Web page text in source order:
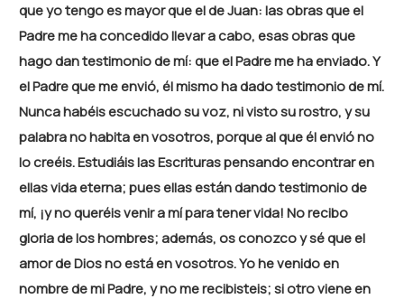
que yo tengo es mayor que el de Juan: las obras que el
Padre me ha concedido llevar a cabo, esas obras que
hago dan testimonio de mí: que el Padre me ha enviado. Y
el Padre que me envió, él mismo ha dado testimonio de mí.
Nunca habéis escuchado su voz, ni visto su rostro, y su
palabra no habita en vosotros, porque al que él envió no
lo creéis. Estudiáis las Escrituras pensando encontrar en
ellas vida eterna; pues ellas están dando testimonio de
mí, ¡y no queréis venir a mí para tener vida! No recibo
gloria de los hombres; además, os conozco y sé que el
amor de Dios no está en vosotros. Yo he venido en
nombre de mi Padre, y no me recibisteis; si otro viene en